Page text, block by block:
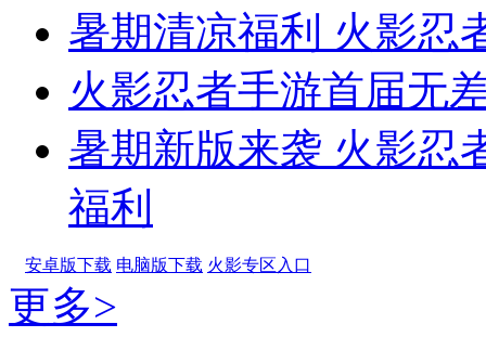
暑期清凉福利 火影忍
火影忍者手游首届无
暑期新版来袭 火影忍
福利
安卓版下载 电脑版下载 火影专区入口
更多>